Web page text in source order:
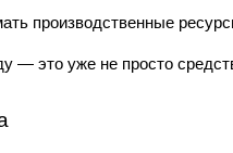
производственные
— это уже не просто